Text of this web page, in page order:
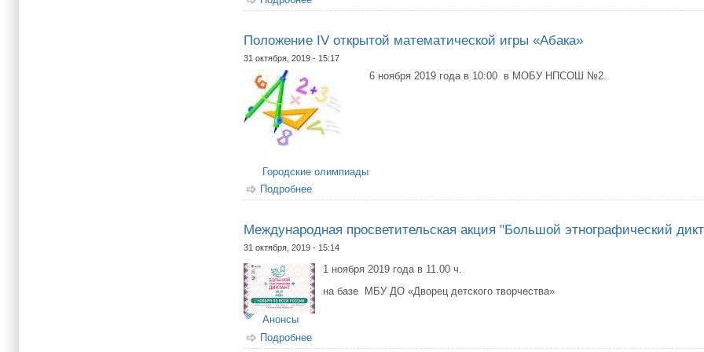
Положение IV открытой математической игры «Абака»
31 октября, 2019 - 15:17
6 ноября 2019 года в 10:00 в МОБУ НПСОШ №2.
Городские олимпиады
Подробнее
Международная просветительская акция "Большой этнографический
31 октября, 2019 - 15:14
1 ноября 2019 года в 11.00 ч.
на базе МБУ ДО «Дворец детского творчества»
Анонсы
Подробнее